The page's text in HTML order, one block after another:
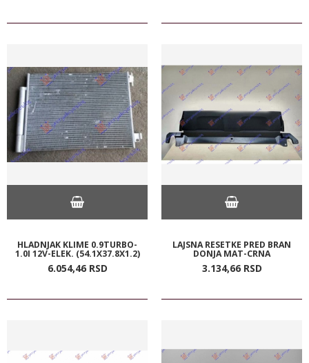
HLADNJAK KLIME 0.9TURBO-
1.0I 12V-ELEK. (54.1X37.8X1.2)
6.054,46 RSD
LAJSNA RESETKE PRED BRAN
DONJA MAT-CRNA
3.134,66 RSD